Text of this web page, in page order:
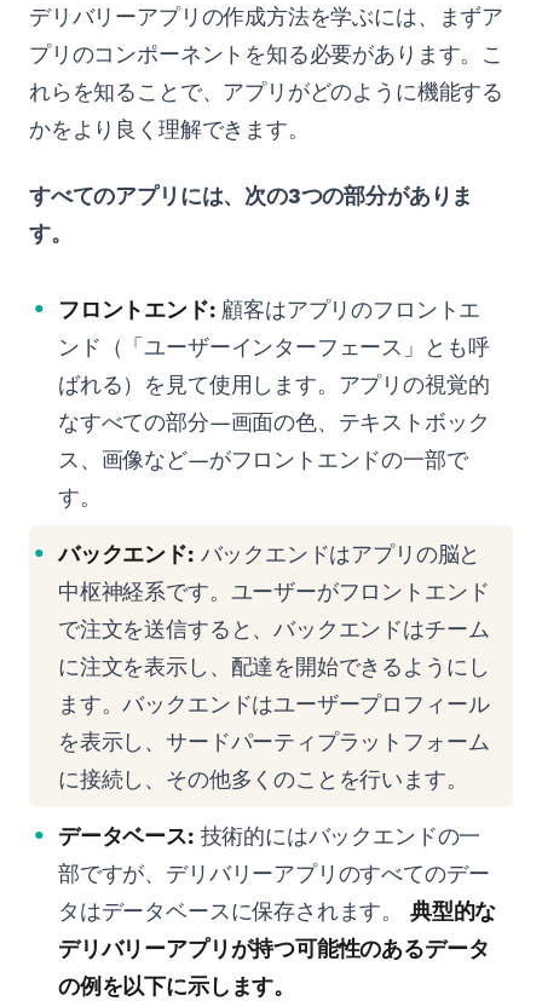
デリバリーアプリの作成方法を学ぶには、まずア
プリのコンポーネントを知る必要があります。こ
れらを知ることで、アプリがどのように機能する
かをより良く理解できます。
すべてのアプリには、次の3つの部分がありま
す。
フロントエンド:顧客はアプリのフロントエ
ンド（「ユーザーインターフェース」とも呼
ばれる）を見て使用します。アプリの視覚的
なすべての部分—画面の色、テキストボック
ス、画像など—がフロントエンドの一部で
す。
バックエンド:バックエンドはアプリの脳と
中枢神経系です。ユーザーがフロントエンド
で注文を送信すると、バックエンドはチーム
に注文を表示し、配達を開始できるようにし
ます。バックエンドはユーザープロフィール
を表示し、サードパーティプラットフォーム
に接続し、その他多くのことを行います。
データベース:技術的にはバックエンドの一
部ですが、デリバリーアプリのすべてのデー
タはデータベースに保存されます。 典型的な
デリバリーアプリが持つ可能性のあるデータ
の例を以下に示します。